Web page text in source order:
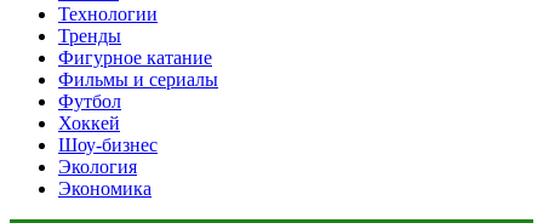
Технологии
Тренды
Фигурное катание
Фильмы и сериалы
Футбол
Хоккей
Шоу-бизнес
Экология
Экономика